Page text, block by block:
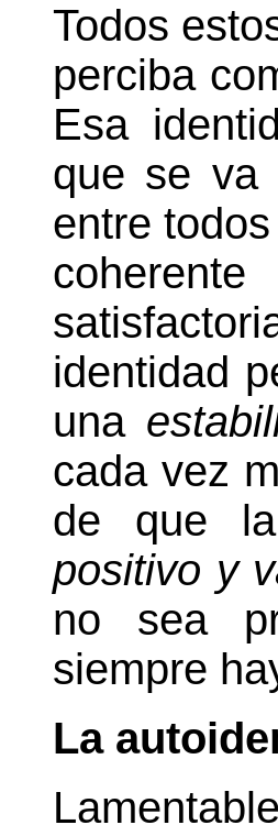
Todos
perciba
Esa
que se va
entre
identidad
una
cada vez
de que
positivo y
no sea
siempre
La